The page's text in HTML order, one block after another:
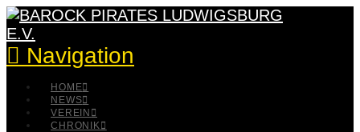
Navigation
HOME
NEWS
VEREIN
CHRONIK